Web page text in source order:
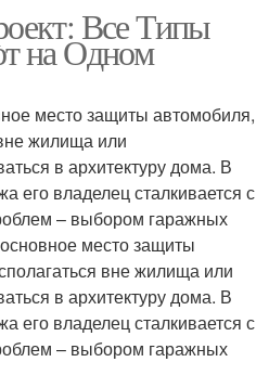
Все Типы
на Одном
место защиты автомобиля,
жилища или
в архитектуру дома. В
его владелец сталкивается с
– выбором гаражных
место защиты
вне жилища или
в архитектуру дома. В
его владелец сталкивается с
– выбором гаражных